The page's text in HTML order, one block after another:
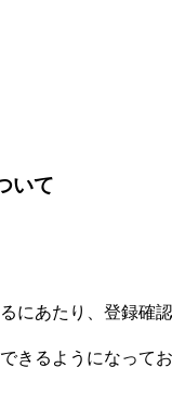
いて
あたり、登録
きるようになってお